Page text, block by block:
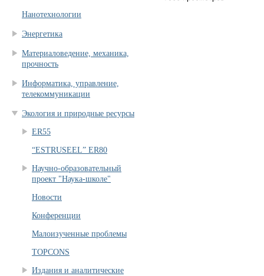
Нанотехнологии
Энергетика
Материаловедение, механика,
прочность
Информатика, управление,
телекоммуникации
Экология и природные ресурсы
ER55
“ESTRUSEEL” ER80
Научно-образовательный
проект "Наука-школе"
Новости
Конференции
Малоизученные проблемы
TOPCONS
Издания и аналитические